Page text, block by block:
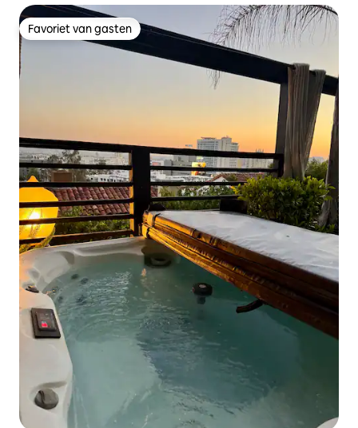
Favoriet van gasten
Favoriet van gasten